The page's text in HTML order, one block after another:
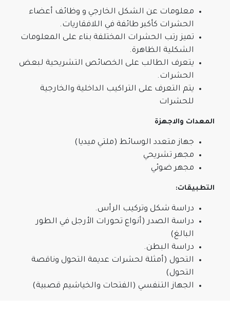
معلومات عن الشكل الخارجي و وظائف أعضاء
الحشرات كأكبر طائفة في اللافقاريات.
تميز رتب الحشرات المختلفة بناء على المعلومات
الشكلية الظاهرة.
يتعرف الطالب على الخصائص التشريحية لبعض
الحشرات.
يتم التعرف على التراكيب الداخلية والخارجية
للحشرات
المعدات والاجهزة
جهاز متعدد الوسائط (ملتي ميديا)
مجهر تشريحي
مجهر ضوئي
التطبيقات:
دراسة شكل وتركيب الرأس.
دراسة الصدر (أنواع تحورات الأرجل في الطور
البالغ)
دراسة البطن.
التحول (أمثلة لحشرات عديمة التحول وناقصة
التحول)
الجهاز التنفسي (الفتحات والخياشيم قصبية)